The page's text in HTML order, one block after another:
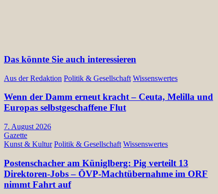
Das könnte Sie auch interessieren
Aus der Redaktion Politik & Gesellschaft Wissenswertes
Wenn der Damm erneut kracht – Ceuta, Melilla und
Europas selbstgeschaffene Flut
7. August 2026
Gazette
Kunst & Kultur Politik & Gesellschaft Wissenswertes
Postenschacher am Küniglberg: Pig verteilt 13
Direktoren-Jobs – ÖVP-Machtübernahme im ORF
nimmt Fahrt auf